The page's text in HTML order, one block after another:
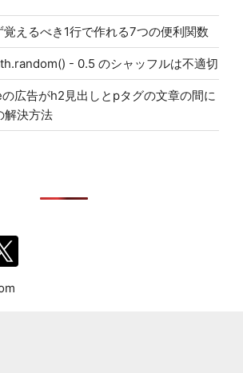
えるべき1行で作れる7つの便利関数
- 0.5 のシャッフルは不適切
広告がh2見出しとpタグの文章の間に
解決方法